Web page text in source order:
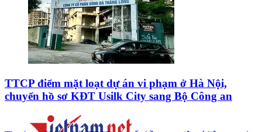
TTCP điểm mặt loạt dự án vi phạm ở Hà Nội,
chuyển hồ sơ KĐT Usilk City sang Bộ Công an